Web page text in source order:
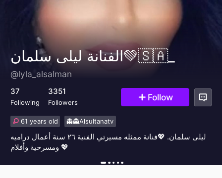
الفنانة ليلى سلمان💚🇸🇦_
@lyla_alsalman
37
Following
3351
Followers Follow
61 years old 👻👻Alsultanatv
ليلى سلمان. 💖فنانة ممثله مسيرتي الفنية ٢٦ سنة أعمال دراميه
ومسرحية وأفلام 💖